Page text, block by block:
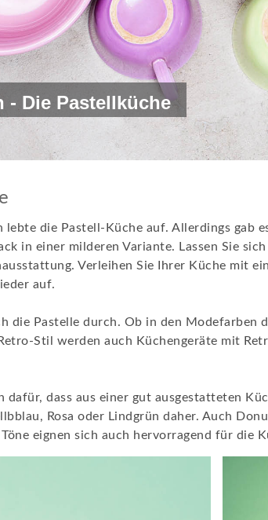
- Die Pastellküche
lebte die Pastell-Küche auf. Allerdings gab
in einer milderen Variante. Lassen Sie
Verleihen Sie Ihrer Küche mit
auf.
die Pastelle durch. Ob in den
Stil werden auch Küchengeräte mit
dafür, dass aus einer gut ausgestatteten
Rosa oder Lindgrün daher. Auch
Töne eignen sich auch hervorragend für die